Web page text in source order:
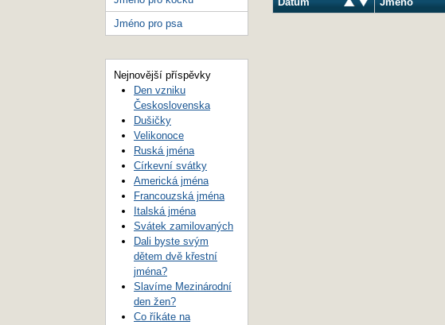
Jméno pro psa
Nejnovější příspěvky
Den vzniku
Československa
Dušičky
Velikonoce
Ruská jména
Církevní svátky
Americká jména
Francouzská jména
Italská jména
Svátek zamilovaných
Dali byste svým
dětem dvě křestní
jména?
Slavíme Mezinárodní
den žen?
Co říkáte na